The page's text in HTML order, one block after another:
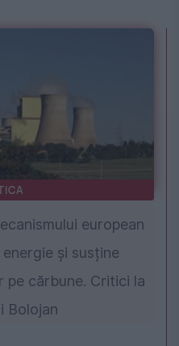
european
și susține
pe cărbune. Critici la
Bolojan